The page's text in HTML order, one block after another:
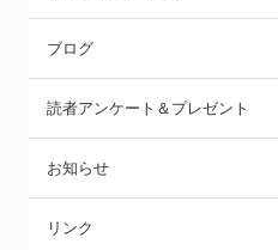
ブログ
読者アンケート＆プレゼント
お知らせ
リンク